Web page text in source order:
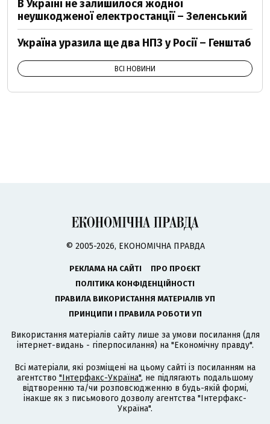
В Україні не залишилося жодної
неушкодженої електростанції – Зеленський
Україна уразила ще два НПЗ у Росії – Генштаб
ВСІ НОВИНИ
© 2005-2026, ЕКОНОМІЧНА ПРАВДА
РЕКЛАМА НА САЙТІ
ПРО ПРОЄКТ
ПОЛІТИКА КОНФІДЕНЦІЙНОСТІ
ПРАВИЛА ВИКОРИСТАННЯ МАТЕРІАЛІВ УП
ПРИНЦИПИ І ПРАВИЛА РОБОТИ УП
Використання матеріалів сайту лише за умови посилання (для
інтернет-видань - гіперпосилання) на "Економічну правду".
Всі матеріали, які розміщені на цьому сайті із посиланням на
агентство "Інтерфакс-Україна", не підлягають подальшому
відтворенню та/чи розповсюдженню в будь-якій формі,
інакше як з письмового дозволу агентства "Інтерфакс-
Україна".